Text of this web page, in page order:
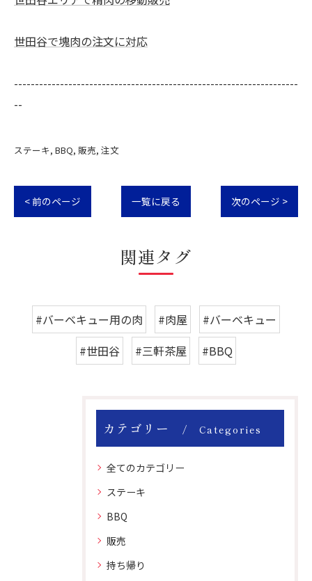
世田谷で塊肉の注文に対応
--------------------------------------------------------------------
--
ステーキ BBQ 販売 注文
< 前のページ 一覧に戻る 次のページ >
関連タグ
#バーベキュー用の肉 #肉屋
#バーベキュー
#世田谷
#三軒茶屋 #BBQ
カテゴリー Categories
全てのカテゴリー
ステーキ
BBQ
販売
持ち帰り